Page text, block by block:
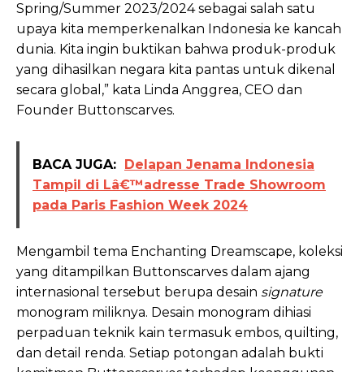
Spring/Summer 2023/2024 sebagai salah satu
upaya kita memperkenalkan Indonesia ke kancah
dunia. Kita ingin buktikan bahwa produk-produk
yang dihasilkan negara kita pantas untuk dikenal
secara global,” kata Linda Anggrea, CEO dan
Founder Buttonscarves.
BACA JUGA:
Delapan Jenama Indonesia
Tampil di Lâ€™adresse Trade Showroom
pada Paris Fashion Week 2024
Mengambil tema Enchanting Dreamscape, koleksi
yang ditampilkan Buttonscarves dalam ajang
internasional tersebut berupa desain signature
monogram miliknya. Desain monogram dihiasi
perpaduan teknik kain termasuk embos, quilting,
dan detail renda. Setiap potongan adalah bukti